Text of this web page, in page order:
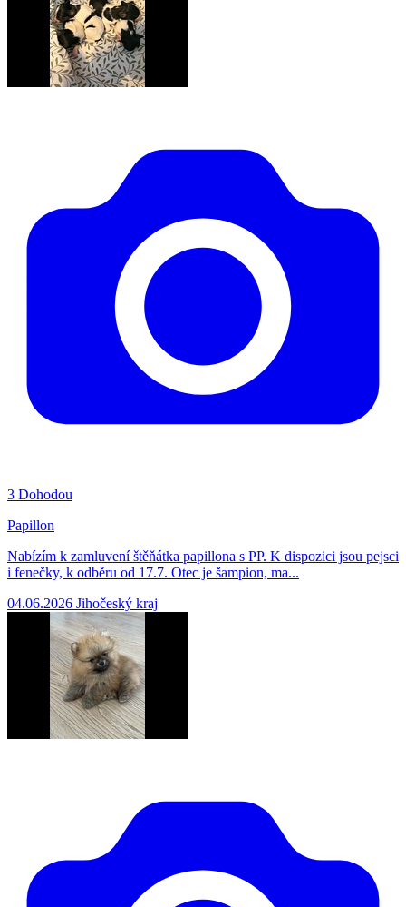
3 Dohodou
Papillon
Nabízím k zamluvení štěňátka papillona s PP. K dispozici jsou pejsci
i fenečky, k odběru od 17.7. Otec je šampion, ma...
04.06.2026 Jihočeský kraj